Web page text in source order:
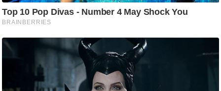
क्षा
B
r
e